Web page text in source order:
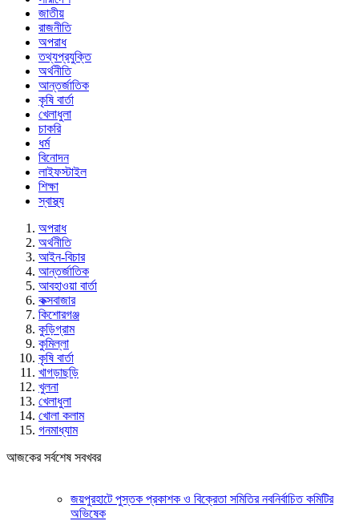
জাতীয়
রাজনীতি
অপরাধ
তথ্যপ্রযুক্তি
অর্থনীতি
আন্তর্জাতিক
কৃষি বার্তা
খেলাধুলা
চাকরি
ধর্ম
বিনোদন
লাইফস্টাইল
শিক্ষা
স্বাস্থ্য
অপরাধ
অর্থনীতি
আইন-বিচার
আন্তর্জাতিক
আবহাওয়া বার্তা
কক্সবাজার
কিশোরগঞ্জ
কুড়িগ্রাম
কুমিল্লা
কৃষি বার্তা
খাগড়াছড়ি
খুলনা
খেলাধুলা
খোলা কলাম
গনমাধ্যাম
আজকের সর্বশেষ সবখবর
জয়পুরহাটে পুস্তক প্রকাশক ও বিক্রেতা সমিতির নবনির্বাচিত কমিটির
অভিষেক